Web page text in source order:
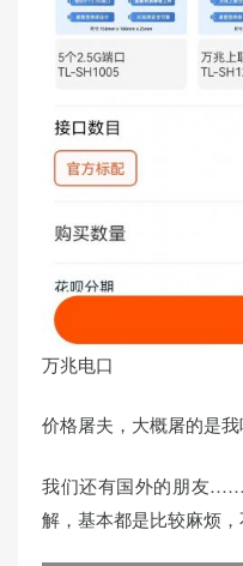
万兆电口
价格屠夫，大概屠的是
我们还有国外的朋友
解，基本都是比较麻烦，